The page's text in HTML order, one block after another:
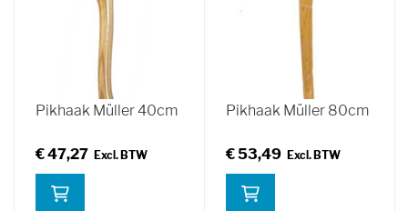
Pikhaak Müller 40cm
€ 47,27
Pikhaak Müller 80cm
€ 53,49